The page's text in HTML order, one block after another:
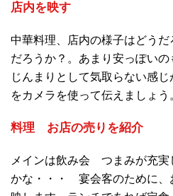
店内を映す
中華料理、店内の様子はどう
だろうか？。あまり安っぽい
じんまりとして気取らない感
をカメラを使って伝えましょう
料理 お店の売りを紹介
メインは飲み会 つまみが充実
かな・・・ 宴会客のために、